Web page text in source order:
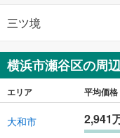
三ツ境
横浜市瀬谷区の周
エリア 平均価格
大和市 2,941